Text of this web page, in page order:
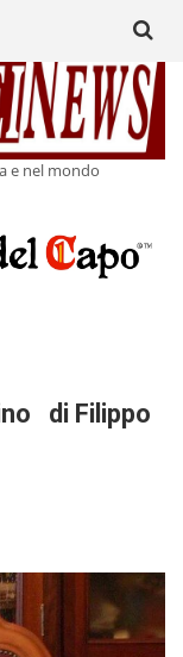
e nel mondo
for:
di Filippo